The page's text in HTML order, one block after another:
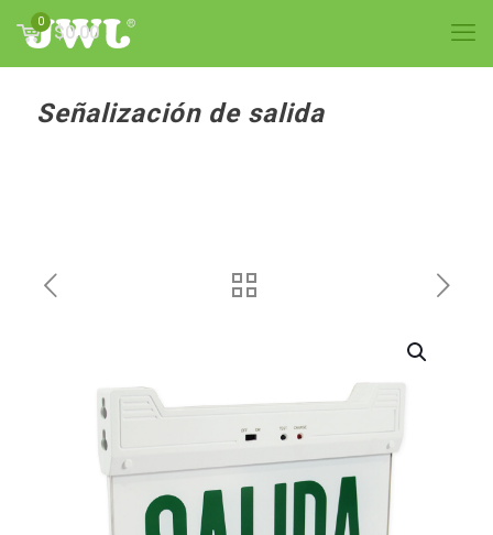
0
$0.00
Señalización de salida